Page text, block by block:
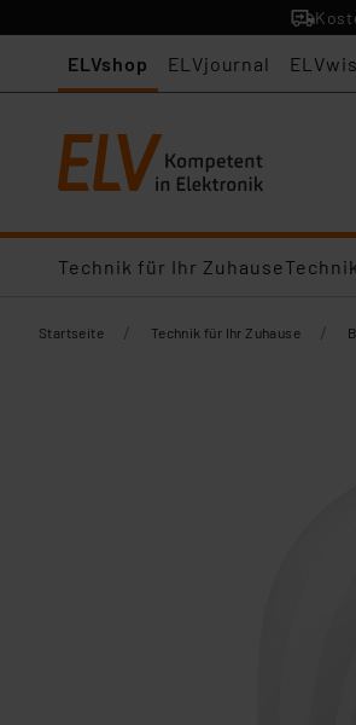
ELVshop ELVjournal
Technik für Ihr Zuhause
Startseite / Technik für Ihr Zuhause /